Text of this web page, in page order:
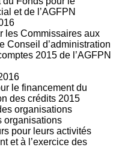
et de l’AGFPN
les Commissaires aux
Conseil d’administration
2015 de l’AGFPN
le financement du
des crédits 2015
organisations
organisations
pour leurs activités
et à l’exercice des